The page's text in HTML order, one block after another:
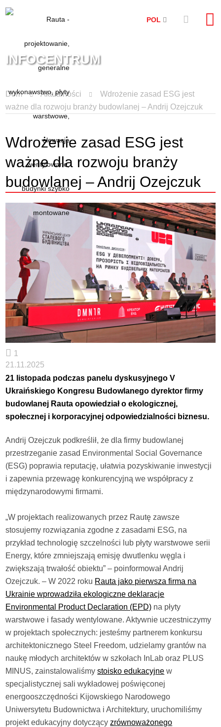
POL
INFOCENTRUM
Dom Aktualności
Wdrożenie zasad ESG jest
ważne dla rozwoju branży budowlanej – Andrij Ozejczuk
Wdrożenie zasad ESG jest
ważne dla rozwoju branży
budowlanej – Andrij Ozejczuk
1
21.11.2025
21 listopada podczas panelu dyskusyjnego V
Ukraińskiego Kongresu Budowlanego dyrektor firmy
budowlanej Rauta opowiedział o ekologicznej,
społecznej i korporacyjnej odpowiedzialności biznesu.
Andrij Ozejczuk podkreślił, że dla firmy budowlanej
przestrzeganie zasad Environmental Social Governance
(ESG) poprawia reputację, ułatwia pozyskiwanie inwestycji
i zapewnia przewagę konkurencyjną we współpracy z
międzynarodowymi firmami.
„W projektach realizowanych przez Rautę zawsze
stosujemy rozwiązania zgodne z zasadami ESG, na
przykład technologię szczelności lub płyty warstwowe serii
Energy, które zmniejszają emisję dwutlenku węgla i
zwiększają trwałość obiektu” – poinformował Andrij
Ozejczuk. – W 2022 roku Rauta jako pierwsza firma na
Ukrainie wprowadziła ekologiczne deklaracje
Environmental Product Declaration (EPD) na płyty
warstwowe i fasady wentylowane. Aktywnie uczestniczymy
w projektach społecznych: jesteśmy partnerem konkursu
architektonicznego Steel Freedom, udzielamy grantów na
naukę młodych architektów w szkołach InLab oraz PLUS
MINUS, zainstalowaliśmystoisko edukacyjne w
specjalistycznej sali wykładowej poświęconej
energooszczędności Kijowskiego Narodowego
Uniwersytetu Budownictwa i Architektury, uruchomiliśmy
projekt edukacyjny dotyczącyzrównoważonego